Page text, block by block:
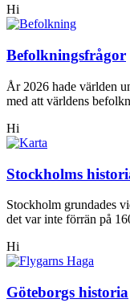
Hi
Befolkningsfrågor
År 2026 hade världen
med att världens
Hi
Stockholms
Stockholm grundades
det var inte förrän på
Hi
Göteborgs historia